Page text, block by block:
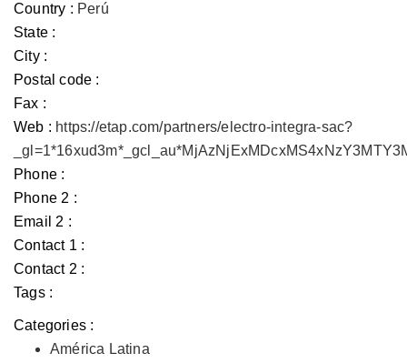
Country : Perú
State :
City :
Postal code :
Fax :
Web : https://etap.com/partners/electro-integra-sac?
Phone :
Phone 2 :
Email 2 :
Contact 1 :
Contact 2 :
Tags :
Categories :
América Latina